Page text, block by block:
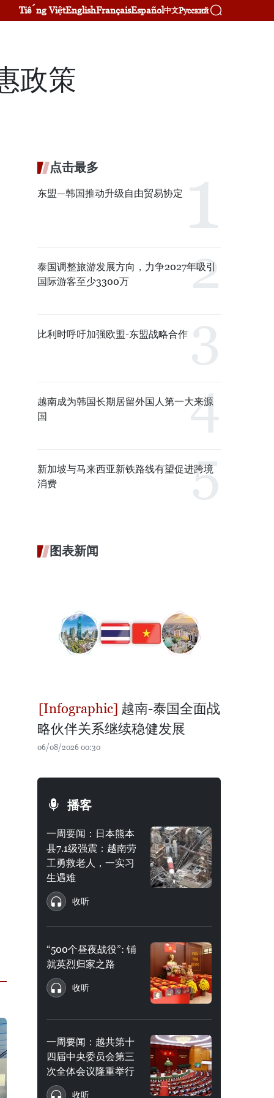
Tiếng ViệtEnglishFrançaisEspañol中文Русский
政策
点击最多
东盟—韩国推动升级自由贸易协定
泰国调整旅游发展方向，力争2027年吸引
国际游客至少3300万
比利时呼吁加强欧盟-东盟战略合作
越南成为韩国长期居留外国人第一大来源
国
新加坡与马来西亚新铁路线有望促进跨境
消费
图表新闻
越南-泰国全面战
略伙伴关系继续稳健发展
06/08/2026 00:30
播客
一周要闻：日本熊本
县7.1级强震：越南劳
工勇救老人，一实习
生遇难
收听
“500个昼夜战役”: 铺
就英烈归家之路
收听
一周要闻：越共第十
四届中央委员会第三
次全体会议隆重举行
收听